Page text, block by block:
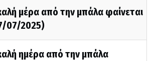
μέρα από την μπάλα φαίνεται
07/2025)
ημέρα από την μπάλα